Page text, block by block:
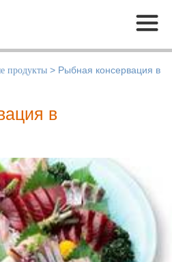
Меню
продукты > Рыбная консервация в
в